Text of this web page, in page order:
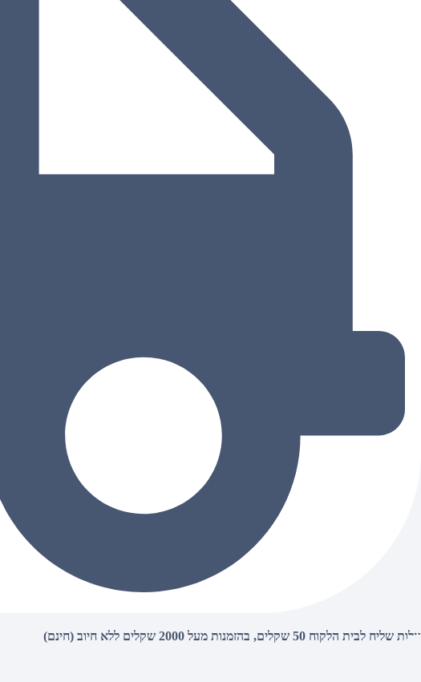
עלות שליח לבית הלקוח 50 שקלים, בהזמנות מעל 2000 שקלים ללא חיוב (חינם)